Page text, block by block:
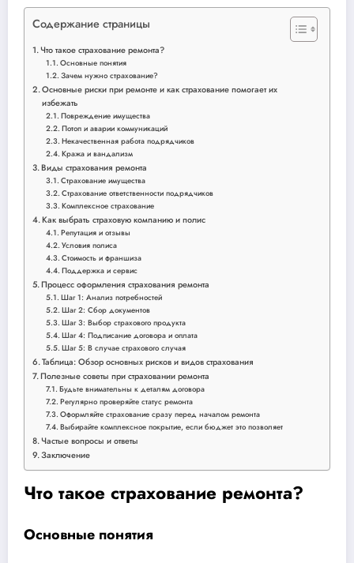
Содержание страницы
Что такое страхование ремонта?
Основные понятия
Зачем нужно страхование?
Основные риски при ремонте и как страхование помогает их
избежать
Повреждение имущества
Потоп и аварии коммуникаций
Некачественная работа подрядчиков
Кража и вандализм
Виды страхования ремонта
Страхование имущества
Страхование ответственности подрядчиков
Комплексное страхование
Как выбрать страховую компанию и полис
Репутация и отзывы
Условия полиса
Стоимость и франшиза
Поддержка и сервис
Процесс оформления страхования ремонта
Шаг 1: Анализ потребностей
Шаг 2: Сбор документов
Шаг 3: Выбор страхового продукта
Шаг 4: Подписание договора и оплата
Шаг 5: В случае страхового случая
Таблица: Обзор основных рисков и видов страхования
Полезные советы при страховании ремонта
Будьте внимательны к деталям договора
Регулярно проверяйте статус ремонта
Оформляйте страхование сразу перед началом ремонта
Выбирайте комплексное покрытие, если бюджет это позволяет
Частые вопросы и ответы
Заключение
Что такое страхование ремонта?
Основные понятия